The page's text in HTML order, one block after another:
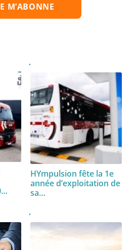
HYmpulsion fête la 1e
année d’exploitation de
sa…